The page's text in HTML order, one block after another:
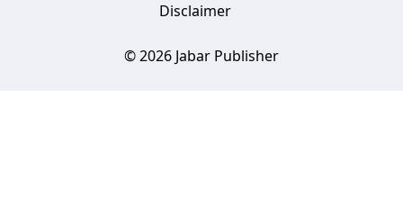
Disclaimer
© 2026 Jabar Publisher